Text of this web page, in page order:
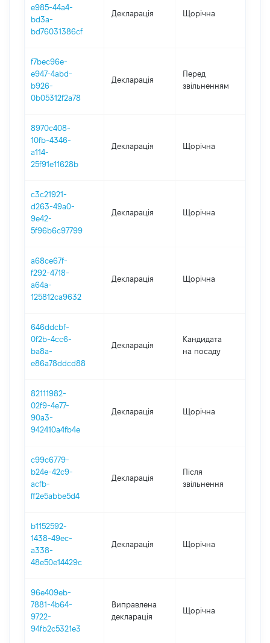
e985-44a4-
bd3a-
bd76031386cf
Декларація Щорічна
f7bec96e-
e947-4abd-
b926-
0b05312f2a78
Декларація
Перед
звільненням
8970c408-
10fb-4346-
a114-
25f91e11628b
Декларація Щорічна
c3c21921-
d263-49a0-
9e42-
5f96b6c97799
Декларація Щорічна
a68ce67f-
f292-4718-
a64a-
125812ca9632
Декларація Щорічна
646ddcbf-
0f2b-4cc6-
ba8a-
e86a78ddcd88
Декларація
Кандидата
на посаду
82111982-
02f9-4e77-
90a3-
942410a4fb4e
Декларація Щорічна
c99c6779-
b24e-42c9-
acfb-
ff2e5abbe5d4
Декларація
Після
звільнення
b1152592-
1438-49ec-
a338-
48e50e14429c
Декларація Щорічна
96e409eb-
7881-4b64-
9722-
94fb2c5321e3
Виправлена
декларація
Щорічна